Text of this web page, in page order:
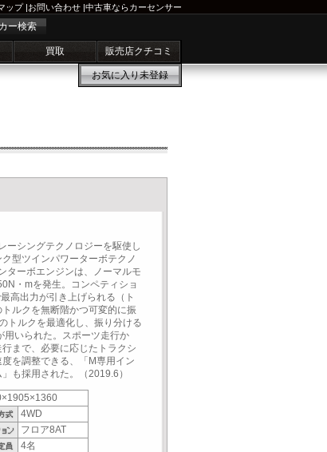
ップ|お問い合わせ |中古車ならカーセンサー
ー検索
買取 販売店クチコミ
お気に入り未登録
ーシングテクノロジーを駆使し
型ツインパワーターボテクノ
ターボエンジンは、ノーマルモ
・mを発生。コンペティショ
高出力が引き上げられる（ト
ルクを無断階かつ可変的に振
トルクを最適化し、振り分ける
いられた。スポーツ走行か
まで、必要に応じたトラクシ
を調整できる、「M専用イン
も採用された。（2019.6）
4WD
フロア8AT
4名